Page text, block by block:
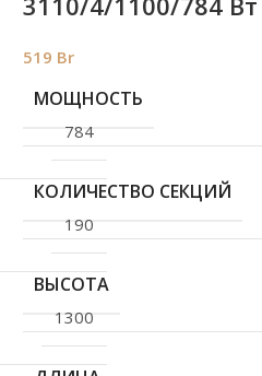
784
190
1300
519 Br
МОЩНОСТЬ
КОЛИЧЕСТВО СЕКЦИЙ
ВЫСОТА